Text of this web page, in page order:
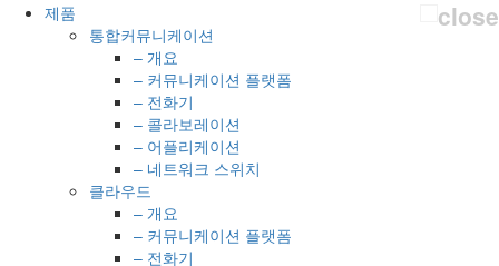
제품
통합커뮤니케이션
– 개요
– 커뮤니케이션 플랫폼
– 전화기
– 콜라보레이션
– 어플리케이션
– 네트워크 스위치
클라우드
– 개요
– 커뮤니케이션 플랫폼
– 전화기